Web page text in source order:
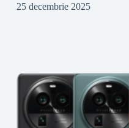
25 decembrie 2025